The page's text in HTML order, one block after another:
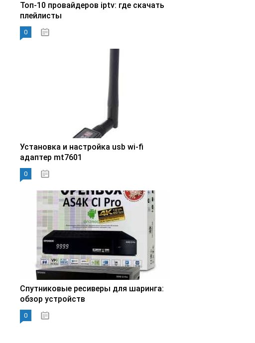
Топ-10 провайдеров iptv: где скачать
плейлисты
0
Установка и настройка usb wi-fi
адаптер mt7601
0
Спутниковые ресиверы для шаринга:
обзор устройств
0